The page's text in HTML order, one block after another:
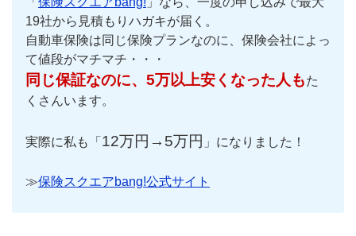
19社から見積もりハガキが届く。
自動車保険は同じ保険プランなのに、保険会社によっ
て値段がマチマチ・・・
同じ保証なのに、5万以上安くなった人もた
くさんいます。
実際に私も「 12万円→5万円 」になりました！
≫保険スクエアbang!公式サイト